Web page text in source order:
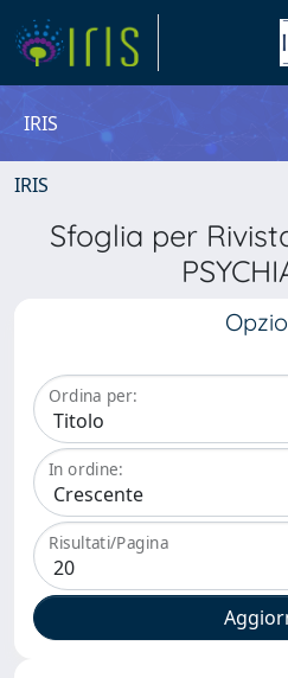
IRIS
IRIS
Sfoglia per
Ordina per:
In ordine:
Risultati/Pagina